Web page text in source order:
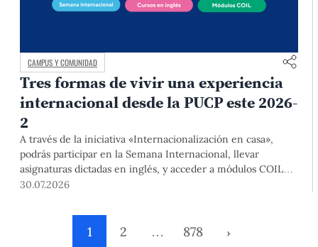
CAMPUS Y COMUNIDAD
Tres formas de vivir una experiencia
internacional desde la PUCP este 2026-
2
A través de la iniciativa «Internacionalización en casa»,
podrás participar en la Semana Internacional, llevar
asignaturas dictadas en inglés, y acceder a módulos COIL
junto con estudiantes y docentes de universidades
mediante el Campus Virtual, durante la Matrícula 2026-2.
30.07.2026
1 2 … 878 ›